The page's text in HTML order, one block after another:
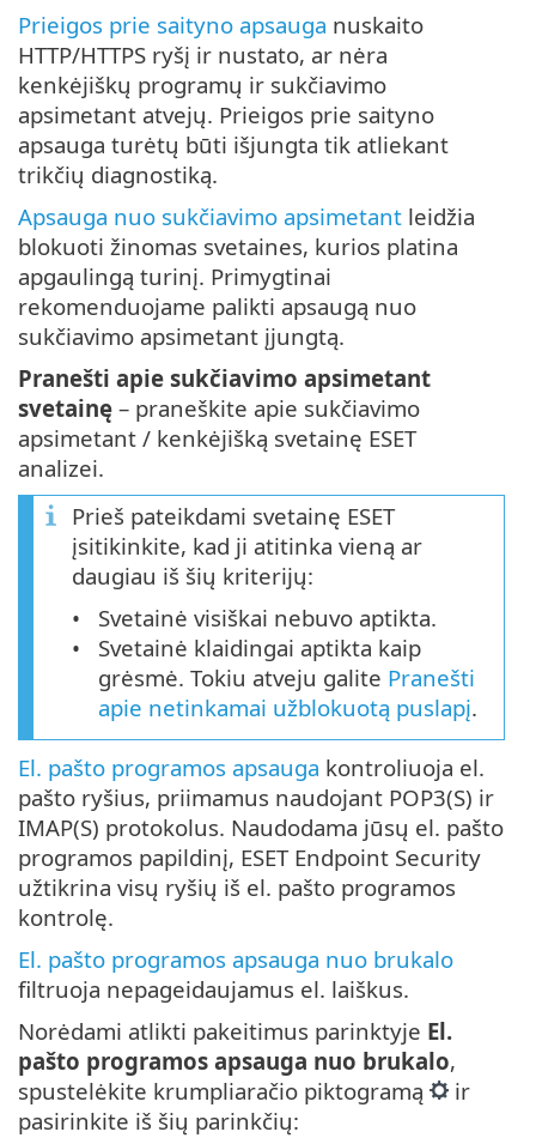
Prieigos prie saityno apsauga nuskaito
HTTP/HTTPS ryšį ir nustato, ar nėra
kenkėjiškų programų ir sukčiavimo
apsimetant atvejų. Prieigos prie saityno
apsauga turėtų būti išjungta tik atliekant
trikčių diagnostiką.
Apsauga nuo sukčiavimo apsimetant leidžia
blokuoti žinomas svetaines, kurios platina
apgaulingą turinį. Primygtinai
rekomenduojame palikti apsaugą nuo
sukčiavimo apsimetant įjungtą.
Pranešti apie sukčiavimo apsimetant
svetainę – praneškite apie sukčiavimo
apsimetant / kenkėjišką svetainę ESET
analizei.
Prieš pateikdami svetainę ESET
įsitikinkite, kad ji atitinka vieną ar
daugiau iš šių kriterijų:
Svetainė visiškai nebuvo aptikta.
Svetainė klaidingai aptikta kaip
grėsmė. Tokiu atveju galite Pranešti
apie netinkamai užblokuotą puslapį.
El. pašto programos apsauga kontroliuoja el.
pašto ryšius, priimamus naudojant POP3(S) ir
IMAP(S) protokolus. Naudodama jūsų el. pašto
programos papildinį, ESET Endpoint Security
užtikrina visų ryšių iš el. pašto programos
kontrolę.
El. pašto programos apsauga nuo brukalo
filtruoja nepageidaujamus el. laiškus.
Norėdami atlikti pakeitimus parinktyje El.
pašto programos apsauga nuo brukalo,
spustelėkite krumpliaračio piktogramą
ir
pasirinkite iš šių parinkčių: